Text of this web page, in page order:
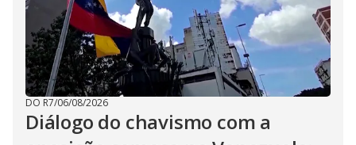
DO R7/06/08/2026
Diálogo do chavismo com a